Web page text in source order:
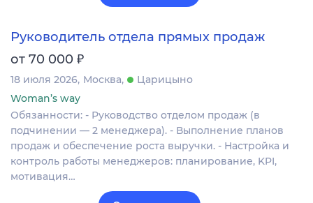
Руководитель отдела прямых продаж
от 70 000 ₽
18 июля 2026 Москва
Царицыно
Woman’s way
Обязанности: - Руководство отделом продаж (в
подчинении — 2 менеджера). - Выполнение планов
продаж и обеспечение роста выручки. - Настройка и
контроль работы менеджеров: планирование, KPI,
мотивация…